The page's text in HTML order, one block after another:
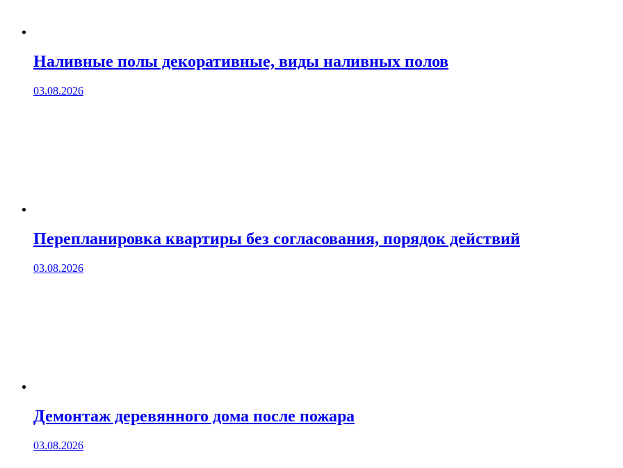
Наливные полы декоративные, виды наливных полов
03.08.2026
Перепланировка квартиры без согласования, порядок действий
03.08.2026
Демонтаж деревянного дома после пожара
03.08.2026